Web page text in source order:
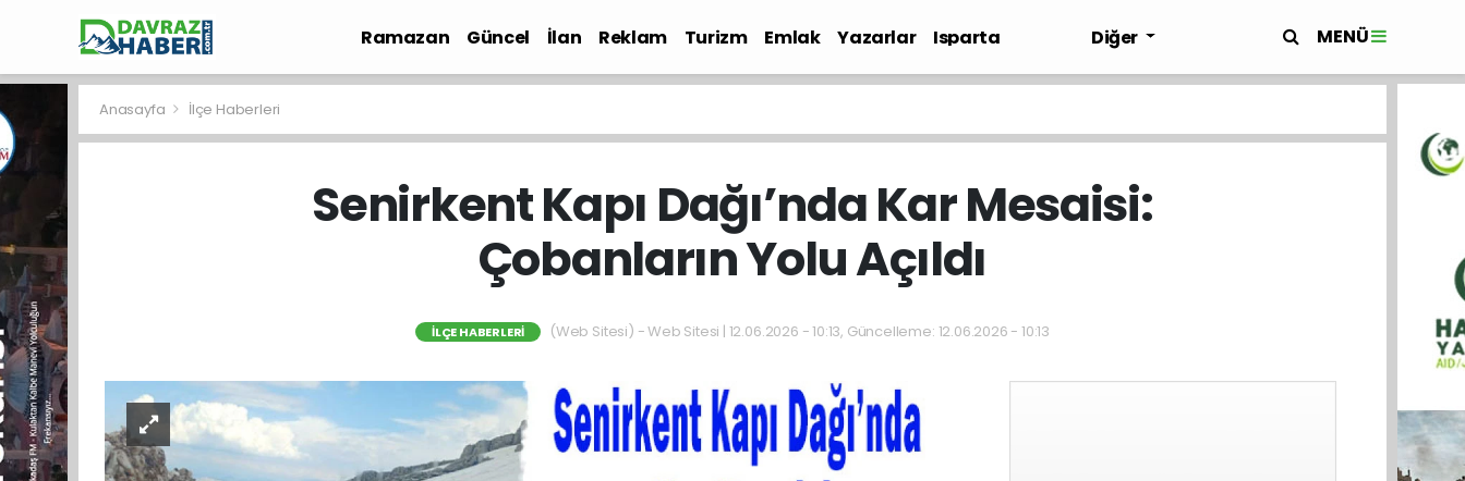
Ramazan Güncel İlan Reklam Turizm Emlak Yazarlar
Isparta
Diğer MENÜ
Anasayfa İlçe Haberleri
Senirkent Kapı Dağı’nda Kar Mesaisi:
Çobanların Yolu Açıldı
İLÇE HABERLERI (Web Sitesi) - Web Sitesi | 12.06.2026 - 10:13, Güncelleme: 12.06.2026 - 10:13